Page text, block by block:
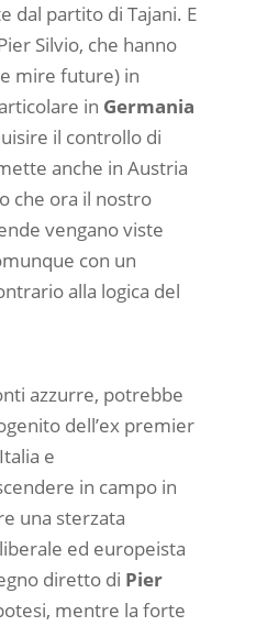
dal partito di Tajani. E
Silvio, che hanno
mire future) in
in Germania
il controllo di
anche in Austria
che ora il nostro
vengano viste
con un
alla logica del
azzurre, potrebbe
dell’ex premier
e
in campo in
una sterzata
ed europeista
diretto di Pier
mentre la forte